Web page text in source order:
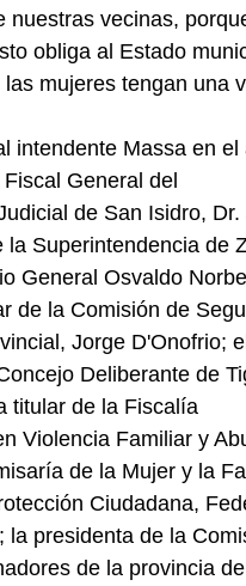
nuestras vecinas,
obliga al Estado
mujeres tengan una
intendente Massa en el
General del
de San Isidro, Dr.
la Superintendencia de
General Osvaldo
de la Comisión de
Jorge D'Onofrio;
Deliberante de
titular de la Fiscalía
Violencia Familiar y
de la Mujer y la
Ciudadana,
la presidenta de la
de la provincia